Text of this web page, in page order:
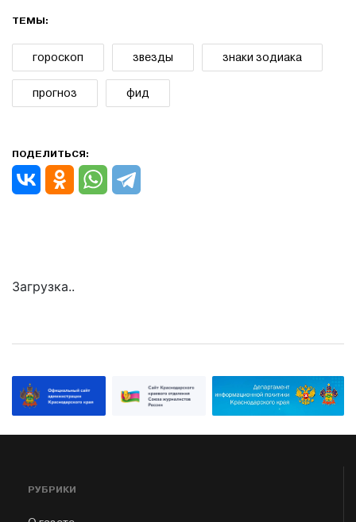
ТЕМЫ:
гороскоп звезды знаки зодиака
прогноз фид
ПОДЕЛИТЬСЯ:
Загрузка..
РУБРИКИ